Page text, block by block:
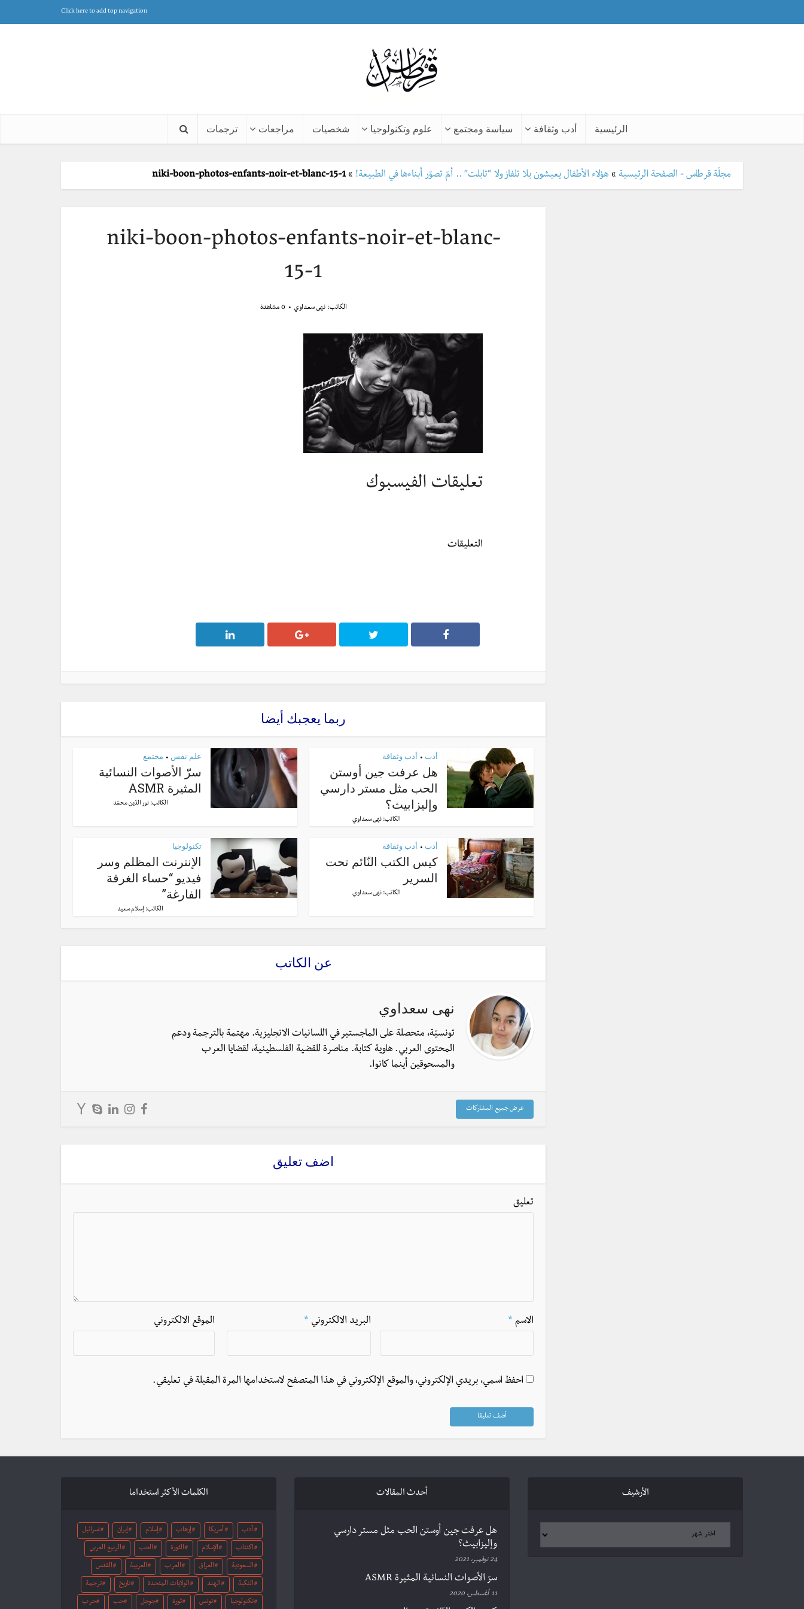
Click here to add top navigation
الرئيسية أدب وثقافة سياسة ومجتمع علوم وتكنولوجيا شخصيات مراجعات ترجمات
مجلّة قرطاس - الصفحة الرئيسية » هؤلاء الأطفال يعيشون بلا تلفاز ولا “تابلت” .. أمّ تصوّر أبناءها في الطبيعة! »
niki-boon-photos-enfants-noir-et-blanc-15-1
niki-boon-photos-enfants-noir-et-blanc-
15-1
الكاتب:نهى سعداوي 0 مشاهدة
تعليقات الفيسبوك
التعليقات
ربما يعجبك أيضا
أدب • أدب وثقافة
هل عرفت جين أوستن
الحب مثل مستر دارسي
وإليزابيث؟
الكاتب: نهى سعداوي
علم نفس • مجتمع
سرّ الأصوات النسائية
المثيرة ASMR
الكاتب:نور الدّين محمّد
أدب • أدب وثقافة
كيس الكتب النّائم تحت
السرير
الكاتب: نهى سعداوي
تكنولوجيا
الإنترنت المظلم وسر
فيديو “حساء الغرفة
الفارغة”
الكاتب: إسلام سعيد
عن الكاتب
نهى سعداوي
تونسيّة، متحصلة على الماجستير في اللسانيات الانجليزية. مهتمة بالترجمة ودعم
المحتوى العربي. هاوية كتابة. مناصرة للقضية الفلسطينية، لقضايا العرب
والمسحوقين أينما كانوا.
عرض جميع المشاركات
اضف تعليق
تعليق
الاسم * البريد الالكتروني * الموقع الالكتروني
احفظ اسمي، بريدي الإلكتروني، والموقع الإلكتروني في هذا المتصفح لاستخدامها المرة المقبلة في تعليقي.
الكلمات الأكثر استخداما
أدب أمريكا إرهاب إسلام إيران اسرائيل
اكتئاب الإسلام الثورة الحب الربيع العربي
السعودية العراق العرب العربية القدس
النكبة الهند الولايات المتحدة تاريخ ترجمة
تكنولوجيا تونس ثورة جوجل حب حرب
أحدث المقالات
هل عرفت جين أوستن الحب مثل مستر دارسي
وإليزابيث؟
24 نوفمبر، 2021
سرّ الأصوات النسائية المثيرة ASMR
11 أغسطس، 2020
الأرشيف